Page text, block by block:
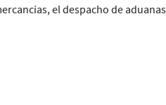
el despacho de
El código SNS suele
contribuye a la eficiencia